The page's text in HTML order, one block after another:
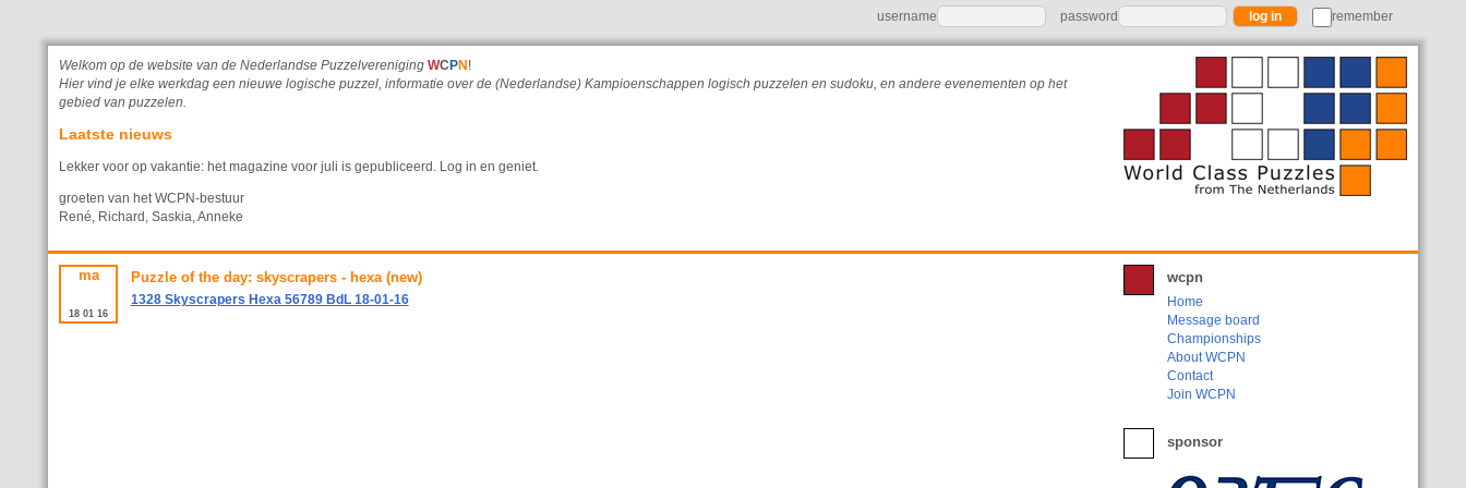
username password remember
Welkom op de website van de Nederlandse Puzzelvereniging WC PN !
Hier vind je elke werkdag een nieuwe logische puzzel, informatie over de (Nederlandse) Kampioenschappen logisch puzzelen en sudoku, en andere evenementen op het
gebied van puzzelen.
Laatste nieuws
Lekker voor op vakantie: het magazine voor juli is gepubliceerd. Log in en geniet.
groeten van het WCPN-bestuur
René, Richard, Saskia, Anneke
ma
18 01 16
Puzzle of the day: skyscrapers - hexa (new)
1328 Skyscrapers Hexa 56789 BdL 18-01-16
wcpn
Home
Message board
Championships
About WCPN
Contact
Join WCPN
sponsor